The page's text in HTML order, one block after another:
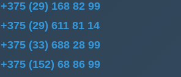
+375 (29) 168 82 99
+375 (29) 611 81 14
+375 (33) 688 28 99
+375 (152) 68 86 99